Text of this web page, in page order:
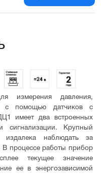
измерения давления,
с помощью датчиков с
имеет два встроенных
сигнализации. Крупный
наблюдать за
процессе работы прибор
текущее значение
ее в энергозависимой